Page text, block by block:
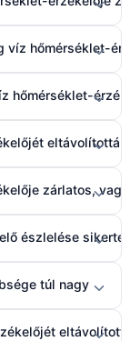
víz hőmérséklet-
hőmérséklet-
eltávolították,
zárlatos, vagy
észlelése
túl nagy